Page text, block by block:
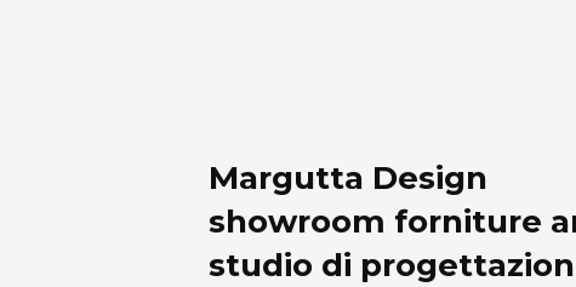
Margutta Design
showroom forniture
studio di